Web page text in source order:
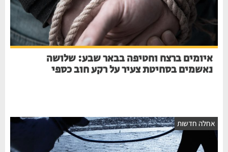
איומים ברצח וחטיפה בבאר שבע: שלושה
נאשמים בסחיטת צעיר על רקע חוב כספי
חדשות